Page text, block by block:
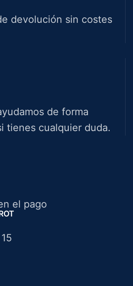
devolución sin costes
de forma
tienes cualquier duda.
el pago